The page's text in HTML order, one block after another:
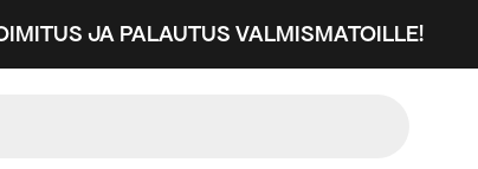
JA PALAUTUS VALMISMATOILLE!